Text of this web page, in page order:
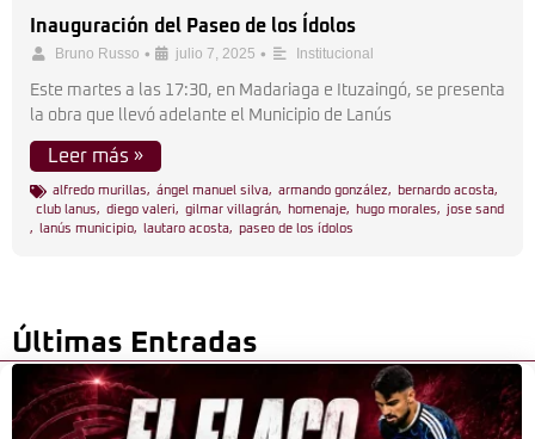
Inauguración del Paseo de los Ídolos
Bruno Russo • julio 7, 2025 • Institucional
Este martes a las 17:30, en Madariaga e Ituzaingó, se presenta
la obra que llevó adelante el Municipio de Lanús
Leer más »
alfredo murillas, ángel manuel silva, armando gonzález, bernardo acosta,
club lanus, diego valeri, gilmar villagrán, homenaje, hugo morales, jose sand
,
lanús municipio, lautaro acosta, paseo de los ídolos
Últimas Entradas